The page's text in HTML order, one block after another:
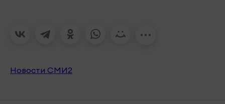
Новости СМИ2